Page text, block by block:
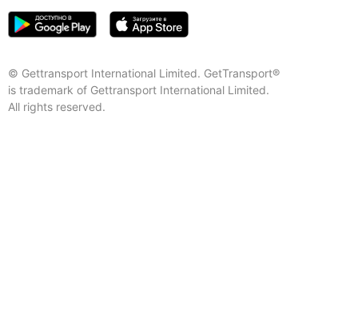
© Gettransport International Limited. GetTransport®
is trademark of Gettransport International Limited.
All rights reserved.